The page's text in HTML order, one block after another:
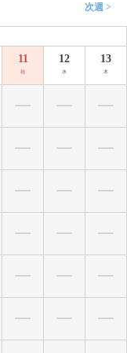
次週 >
11
祝
12
水
13
木